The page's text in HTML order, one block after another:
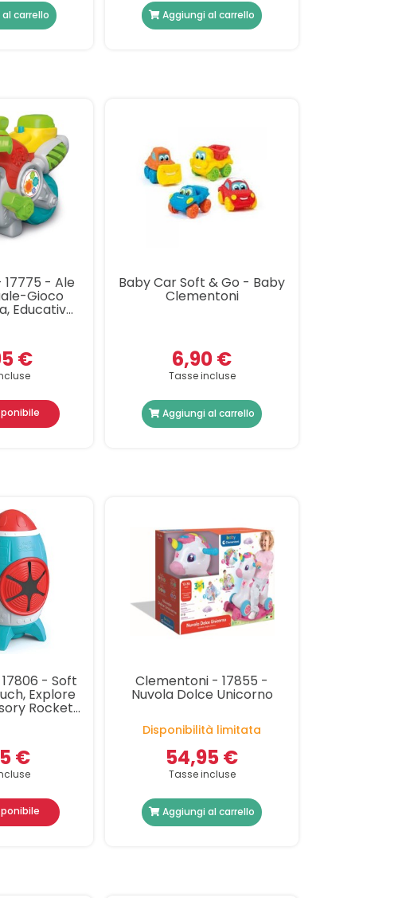
carrello Aggiungi al carrello
- Ale
Gioco
Educativo
€
Baby Car Soft & Go - Baby
Clementoni
6,90 €
Tasse incluse
Aggiungi al carrello
- Soft
Explore
Rocket,
€
Clementoni - 17855 -
Nuvola Dolce Unicorno
Disponibilità limitata
54,95 €
Tasse incluse
Aggiungi al carrello